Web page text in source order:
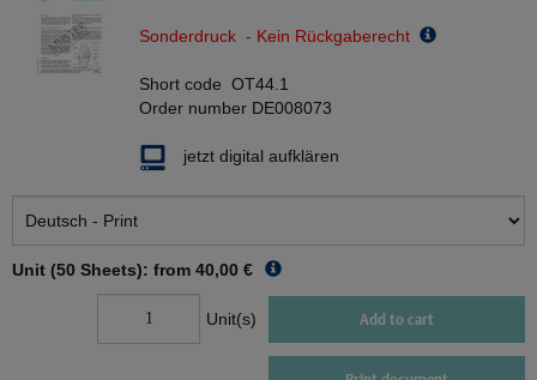
Sonderdruck - Kein Rückgaberecht
Short code OT44.1
Order number DE008073
jetzt digital aufklären
Unit (50 Sheets): from 40,00 €
Unit(s) Add to cart